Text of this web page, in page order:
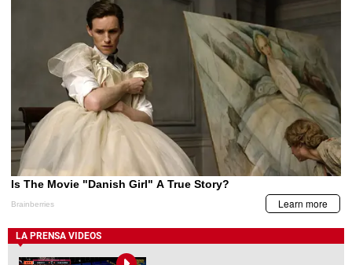
LA PRENSA VIDEOS